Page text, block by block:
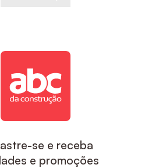
se e receba
e promoções